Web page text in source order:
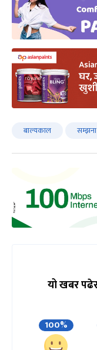
बाल्यकाल सम्झना
यो खबर
100%